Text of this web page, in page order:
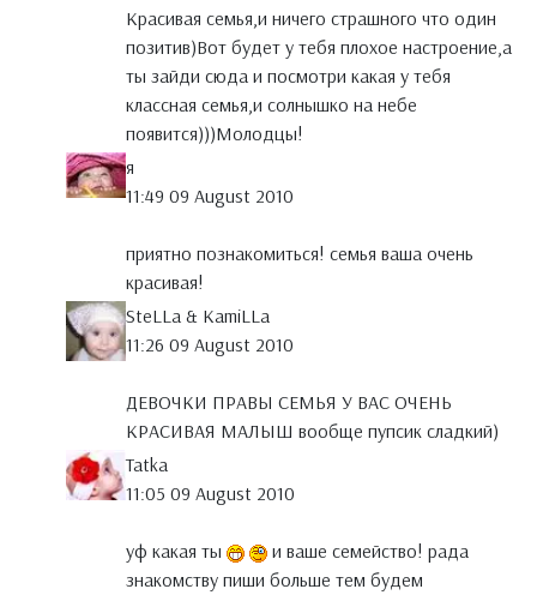
Красивая семья,и ничего страшного что один
позитив)Вот будет у тебя плохое настроение,а
ты зайди сюда и посмотри какая у тебя
классная семья,и солнышко на небе
появится)))Молодцы!
я
11:49 09 August 2010
приятно познакомиться! семья ваша очень
красивая!
SteLLa & KamiLLa
11:26 09 August 2010
ДЕВОЧКИ ПРАВЫ СЕМЬЯ У ВАС ОЧЕНЬ
КРАСИВАЯ МАЛЫШ вообще пупсик сладкий)
Tatka
11:05 09 August 2010
уф какая ты
и ваше семейство! рада
знакомству пиши больше тем будем